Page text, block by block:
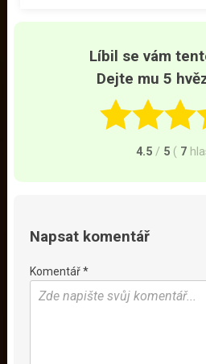
Líbil se vám
Dejte mu 5
4.5 / 5 ( 7
Napsat komentář
Komentář *